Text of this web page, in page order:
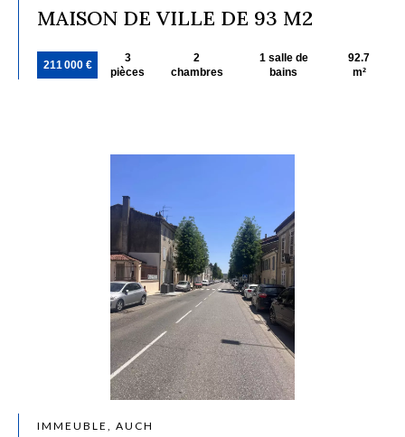
MAISON DE VILLE DE 93 M2
211 000 €
3
pièces
2
chambres
1 salle de
bains
92.7
m²
IMMEUBLE, AUCH